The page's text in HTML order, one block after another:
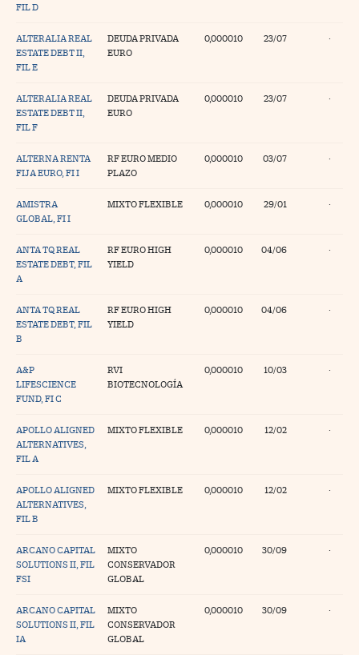
FIL D
ALTERALIA REAL
ESTATE DEBT II,
FIL E
DEUDA PRIVADA
EURO
0,000010 23/07 ·
ALTERALIA REAL
ESTATE DEBT II,
FIL F
DEUDA PRIVADA
EURO
0,000010 23/07 ·
ALTERNA RENTA
FIJA EURO, FI I
RF EURO MEDIO
PLAZO
0,000010 03/07 ·
AMISTRA
GLOBAL, FI I
MIXTO FLEXIBLE 0,000010 29/01 ·
ANTA TQ REAL
ESTATE DEBT, FIL
A
RF EURO HIGH
YIELD
0,000010 04/06 ·
ANTA TQ REAL
ESTATE DEBT, FIL
B
RF EURO HIGH
YIELD
0,000010 04/06 ·
A&P
LIFESCIENCE
FUND, FI C
RVI
BIOTECNOLOGÍA
0,000010 10/03 ·
APOLLO ALIGNED
ALTERNATIVES,
FIL A
MIXTO FLEXIBLE 0,000010 12/02 ·
APOLLO ALIGNED
ALTERNATIVES,
FIL B
MIXTO FLEXIBLE 0,000010 12/02 ·
ARCANO CAPITAL
SOLUTIONS II, FIL
FSI
MIXTO
CONSERVADOR
GLOBAL
0,000010 30/09 ·
ARCANO CAPITAL
SOLUTIONS II, FIL
IA
MIXTO
CONSERVADOR
GLOBAL
0,000010 30/09 ·